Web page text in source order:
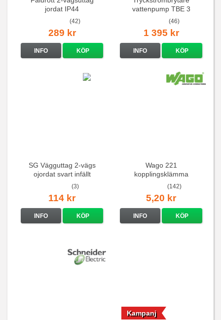
jordat IP44
(42)
289 kr
INFO KÖP
vattenpump TBE 3
(46)
1 395 kr
INFO KÖP
SG Vägguttag 2-vägs
ojordat svart infällt
16A/250V
(3)
114 kr
INFO KÖP
Wago 221
kopplingsklämma
(142)
5,20 kr
INFO KÖP
Kampanj